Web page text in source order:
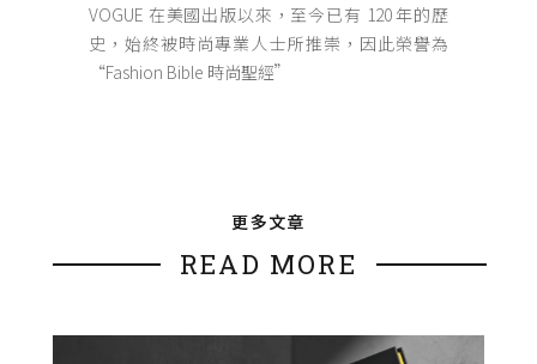
VOGUE 在美國出版以來，至今已有 120 年的歷
史，始終被時尚專業人士所推崇，因此榮譽為
“Fashion Bible 時尚聖經”
更多文章
READ MORE